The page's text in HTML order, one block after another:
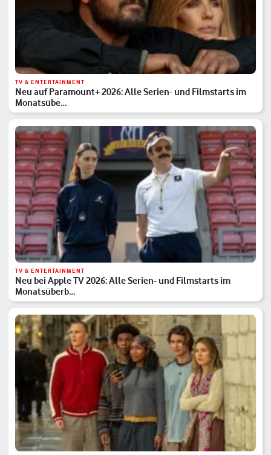
TV & ENTERTAINMENT
Neu auf Paramount+ 2026: Alle Serien- und Filmstarts im
Monatsübe…
TV & ENTERTAINMENT
Neu bei Apple TV 2026: Alle Serien- und Filmstarts im
Monatsüberb…